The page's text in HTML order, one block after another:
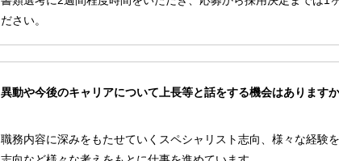
ださい。
異動や今後のキャリアについて上長等と話をする機会はありますか
職務内容に深みをもたせていくスペシャリスト志向、様々な経験